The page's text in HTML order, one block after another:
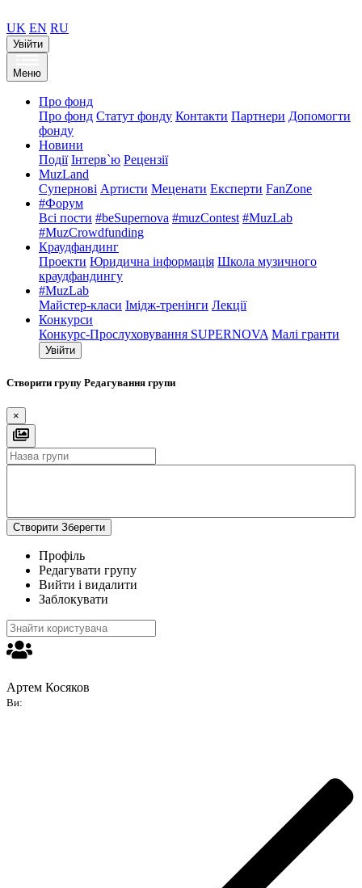
UK EN RU
Увійти
Меню
Про фонд
Про фонд Статут фонду Контакти Партнери Допомогти
фонду
Новини
Події Інтерв`ю Рецензії
MuzLand
Супернові Артисти Меценати Експерти FanZone
#Форум
Всі пости #beSupernova #muzContest #MuzLab
#MuzCrowdfunding
Краудфандинг
Проекти Юридична інформація Школа музичного
краудфандингу
#MuzLab
Майстер-класи Імідж-тренінги Лекції
Конкурси
Конкурс-Прослуховування SUPERNOVA Малі гранти
Увійти
Створити групу Редагування групи
×
Створити Зберегти
Профіль
Редагувати групу
Вийти і видалити
Заблокувати
Артем Косяков
Ви: